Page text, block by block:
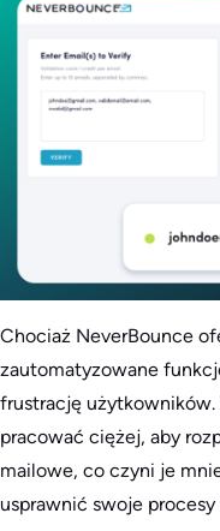
Chociaż NeverBounce
zautomatyzowane
frustrację użytkowników.
pracować ciężej, aby
mailowe, co czyni je
usprawnić swoje